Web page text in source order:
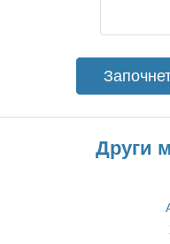
Други